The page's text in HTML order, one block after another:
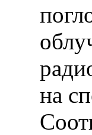
на